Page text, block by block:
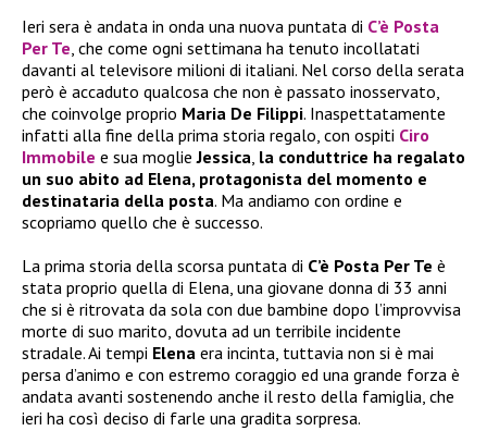
Ieri sera è andata in onda una nuova puntata di C’è Posta
Per Te, che come ogni settimana ha tenuto incollatati
davanti al televisore milioni di italiani. Nel corso della serata
però è accaduto qualcosa che non è passato inosservato,
che coinvolge proprio Maria De Filippi. Inaspettatamente
infatti alla fine della prima storia regalo, con ospiti Ciro
Immobile e sua moglieJessica, la conduttrice ha regalato
un suo abito ad Elena, protagonista del momento e
destinataria della posta. Ma andiamo con ordine e
scopriamo quello che è successo.
La prima storia della scorsa puntata di C’è Posta Per Te è
stata proprio quella di Elena, una giovane donna di 33 anni
che si è ritrovata da sola con due bambine dopo l’improvvisa
morte di suo marito, dovuta ad un terribile incidente
stradale. Ai tempi Elena era incinta, tuttavia non si è mai
persa d’animo e con estremo coraggio ed una grande forza è
andata avanti sostenendo anche il resto della famiglia, che
ieri ha così deciso di farle una gradita sorpresa.